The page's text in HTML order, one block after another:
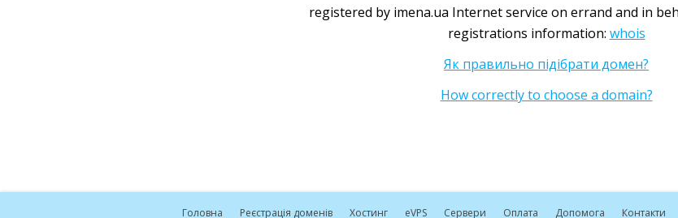
registered by imena.ua Internet service on errand and in
registrations information: whois
Як правильно підібрати домен?
How correctly to choose a domain?
Головна Реєстрація доменів Хостинг eVPS Сервери Оплата Допомога Контакти